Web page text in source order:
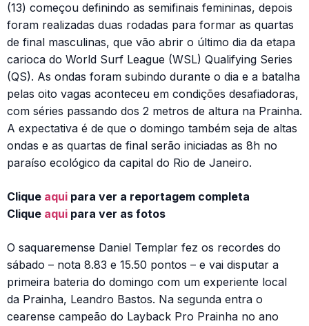
(13) começou definindo as semifinais femininas, depois
foram realizadas duas rodadas para formar as quartas
de final masculinas, que vão abrir o último dia da etapa
carioca do World Surf League (WSL) Qualifying Series
(QS). As ondas foram subindo durante o dia e a batalha
pelas oito vagas aconteceu em condições desafiadoras,
com séries passando dos 2 metros de altura na Prainha.
A expectativa é de que o domingo também seja de altas
ondas e as quartas de final serão iniciadas as 8h no
paraíso ecológico da capital do Rio de Janeiro.
Clique aqui para ver a reportagem completa
Clique aqui para ver as fotos
O saquaremense Daniel Templar fez os recordes do
sábado – nota 8.83 e 15.50 pontos – e vai disputar a
primeira bateria do domingo com um experiente local
da Prainha, Leandro Bastos. Na segunda entra o
cearense campeão do Layback Pro Prainha no ano